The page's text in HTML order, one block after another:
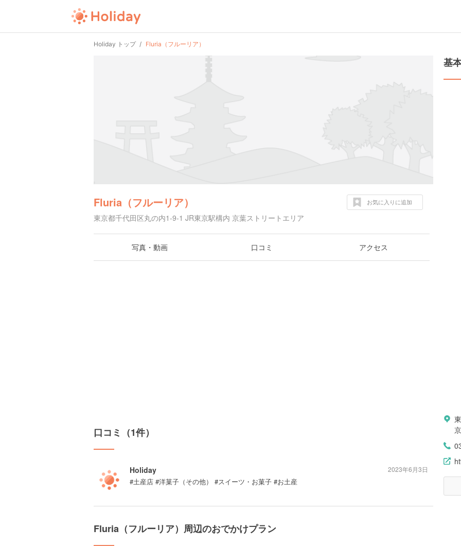
Holiday トップ Fluria（フルーリア）
Fluria（フルーリア）
東京都千代田区丸の内1-9-1 JR東京駅構内 京葉ストリートエリア
お気に入りに追加
写真・動画 口コミ アクセス
口コミ（1件）
Holiday
#土産店 #洋菓子（その他） #スイーツ・お菓子 #お土産
2023年6月3日
Fluria（フルーリア）周辺のおでかけプラン
基